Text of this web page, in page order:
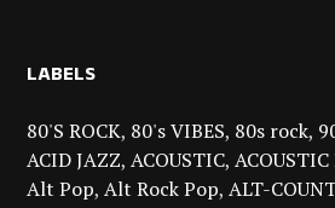
LABELS
80'S ROCK 80's VIBES 80s rock
ACID JAZZ ACOUSTIC ACOUSTIC
Alt Pop Alt Rock Pop ALT-